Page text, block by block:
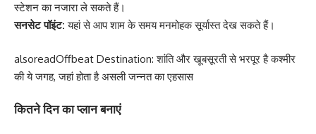
स्टेशन का नजारा ले सकते हैं।
सनसेट पॉइंट: यहां से आप शाम के समय मनमोहक सूर्यास्त देख सकते हैं।
alsoreadOffbeat Destination: शांति और खूबसूरती से भरपूर है कश्मीर
की ये जगह, जहां होता है असली जन्नत का एहसास
कितने दिन का प्लान बनाएं